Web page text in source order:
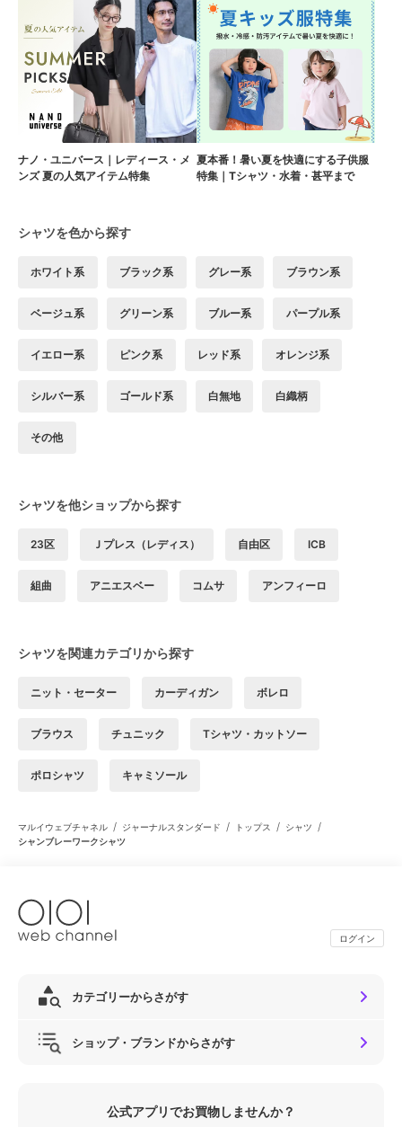
ナノ・ユニバース｜レディース・メ
ンズ 夏の人気アイテム特集
夏本番！暑い夏を快適にする子供服
特集｜Tシャツ・水着・甚平まで
シャツを色から探す
ホワイト系 ブラック系 グレー系 ブラウン系
ベージュ系 グリーン系 ブルー系 パープル系
イエロー系 ピンク系 レッド系 オレンジ系
シルバー系 ゴールド系 白無地 白織柄
その他
シャツを他ショップから探す
23区 Ｊプレス（レディス） 自由区 ICB
組曲 アニエスベー コムサ アンフィーロ
シャツを関連カテゴリから探す
ニット・セーター カーディガン ボレロ
ブラウス チュニック Tシャツ・カットソー
ポロシャツ キャミソール
マルイウェブチャネル / ジャーナルスタンダード / トップス / シャツ /
シャンブレーワークシャツ
ログイン
カテゴリーからさがす
ショップ・ブランドからさがす
公式アプリでお買物しませんか？